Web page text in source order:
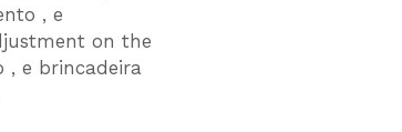
, e
on the
e brincadeira